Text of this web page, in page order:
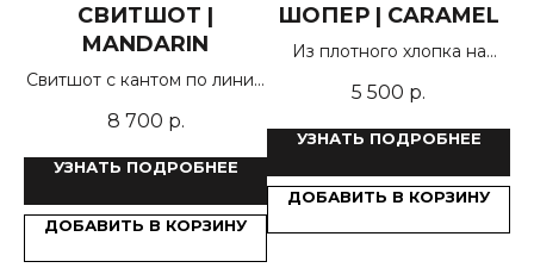
СВИТШОТ |
MANDARIN
Свитшот с кантом по линии
8 700 р.
УЗНАТЬ ПОДРОБНЕЕ
ДОБАВИТЬ В КОРЗИНУ
ШОПЕР | CARAMEL
Из плотного хлопка на
5 500 р.
УЗНАТЬ ПОДРОБНЕЕ
ДОБАВИТЬ В КОРЗИНУ